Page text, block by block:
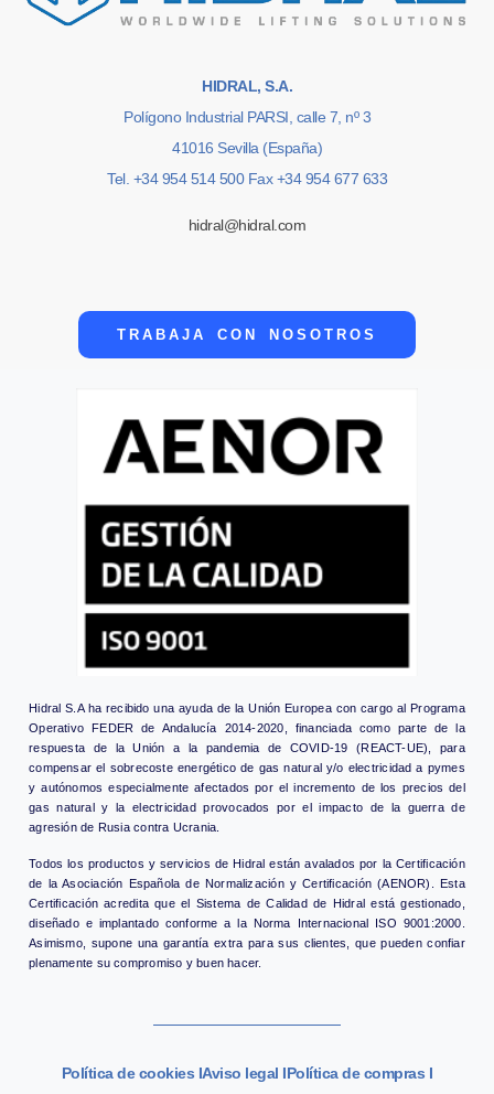
HIDRAL, S.A.
Polígono Industrial PARSI, calle 7, nº 3
41016 Sevilla (España)
Tel. +34 954 514 500 Fax +34 954 677 633
hidral@hidral.com
TRABAJA CON NOSOTROS
Hidral S.A ha recibido una ayuda de la Unión Europea con cargo al Programa
Operativo FEDER de Andalucía 2014-2020, financiada como parte de la
respuesta de la Unión a la pandemia de COVID-19 (REACT-UE), para
compensar el sobrecoste energético de gas natural y/o electricidad a pymes
y autónomos especialmente afectados por el incremento de los precios del
gas natural y la electricidad provocados por el impacto de la guerra de
agresión de Rusia contra Ucrania.
Todos los productos y servicios de Hidral están avalados por la Certificación
de la Asociación Española de Normalización y Certificación (AENOR). Esta
Certificación acredita que el Sistema de Calidad de Hidral está gestionado,
diseñado e implantado conforme a la Norma Internacional ISO 9001:2000.
Asimismo, supone una garantía extra para sus clientes, que pueden confiar
plenamente su compromiso y buen hacer.
Política de cookies IAviso legal IPolítica de compras I